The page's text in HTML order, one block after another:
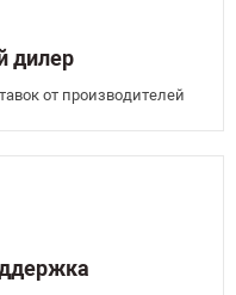
дилер
от производителей